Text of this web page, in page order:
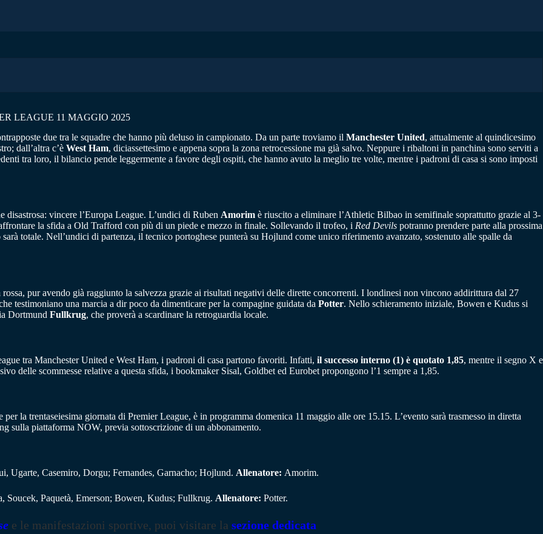
LEAGUE 11 MAGGIO 2025
due tra le squadre che hanno più deluso in campionato. Da un parte troviamo il Manchester United, attualmente al quindicesimo
dall’altra c’è West Ham, diciassettesimo e appena sopra la zona retrocessione ma già salvo. Neppure i ribaltoni in panchina sono serviti a
tra loro, il bilancio pende leggermente a favore degli ospiti, che hanno avuto la meglio tre volte, mentre i padroni di casa si sono imposti
disastrosa: vincere l’Europa League. L’undici di Ruben Amorim è riuscito a eliminare l’Athletic Bilbao in semifinale soprattutto grazie al 3-
la sfida a Old Trafford con più di un piede e mezzo in finale. Sollevando il trofeo, i Red Devils potranno prendere parte alla prossima
totale. Nell’undici di partenza, il tecnico portoghese punterà su Hojlund come unico riferimento avanzato, sostenuto alle spalle da
rossa, pur avendo già raggiunto la salvezza grazie ai risultati negativi delle dirette concorrenti. I londinesi non vincono addirittura dal 27
testimoniano una marcia a dir poco da dimenticare per la compagine guidata da Potter. Nello schieramento iniziale, Bowen e Kudus si
Dortmund Fullkrug, che proverà a scardinare la retroguardia locale.
tra Manchester United e West Ham, i padroni di casa partono favoriti. Infatti, il successo interno (1) è quotato 1,85, mentre il segno X e
delle scommesse relative a questa sfida, i bookmaker Sisal, Goldbet ed Eurobet propongono l’1 sempre a 1,85.
la trentaseiesima giornata di Premier League, è in programma domenica 11 maggio alle ore 15.15. L’evento sarà trasmesso in diretta
sulla piattaforma NOW, previa sottoscrizione di un abbonamento.
Ugarte, Casemiro, Dorgu; Fernandes, Garnacho; Hojlund. Allenatore: Amorim.
Paquetà, Emerson; Bowen, Kudus; Fullkrug. Allenatore: Potter.
e le manifestazioni sportive, puoi visitare la sezione dedicata